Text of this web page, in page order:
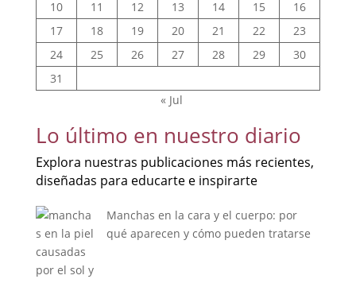
10
11 12 13 14 15
16
17
18 19 20 21 22
23
24
25 26 27 28 29
30
31
« Jul
Lo último en nuestro diario
Explora nuestras publicaciones más recientes,
diseñadas para educarte e inspirarte
Manchas en la cara y el cuerpo: por
qué aparecen y cómo pueden tratarse